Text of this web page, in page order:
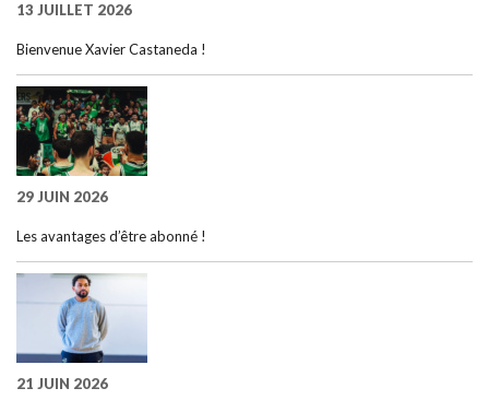
13 JUILLET 2026
Bienvenue Xavier Castaneda !
29 JUIN 2026
Les avantages d’être abonné !
21 JUIN 2026